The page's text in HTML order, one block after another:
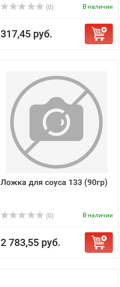
(0) В наличии
317,45 руб.
Ложка для соуса 133 (90гр)
(0) В наличии
2 783,55 руб.